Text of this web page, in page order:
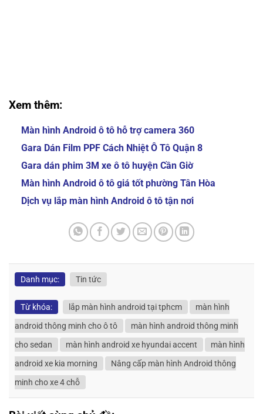
Xem thêm:
Màn hình Android ô tô hỗ trợ camera 360
Gara Dán Film PPF Cách Nhiệt Ô Tô Quận 8
Gara dán phim 3M xe ô tô huyện Cần Giờ
Màn hình Android ô tô giá tốt phường Tân Hòa
Dịch vụ lắp màn hình Android ô tô tận nơi
Danh mục: Tin tức
Từ khóa: lắp màn hình android tại tphcm
màn hình
android thông minh cho ô tô
màn hình android thông minh
cho sedan
màn hình android xe hyundai accent
màn hình
android xe kia morning
Nâng cấp màn hình Android thông
minh cho xe 4 chỗ